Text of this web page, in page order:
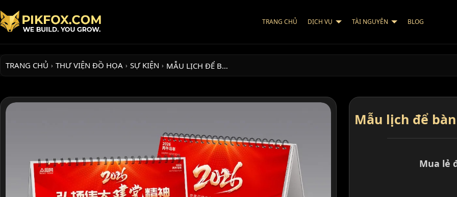
TRANG CHỦ DỊCH VỤ TÀI NGUYÊN BLOG
TRANG CHỦ › THƯ VIỆN ĐỒ HỌA › SỰ KIỆN › MẪU LỊCH ĐỂ B…
Mẫu lịch để bàn
Mua lẻ